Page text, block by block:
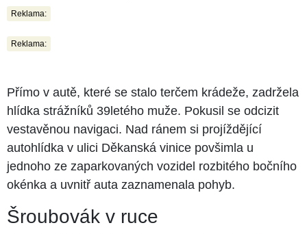
Reklama:
Reklama:
Přímo v autě, které se stalo terčem krádeže, zadržela
hlídka strážníků 39letého muže. Pokusil se odcizit
vestavěnou navigaci. Nad ránem si projíždějící
autohlídka v ulici Děkanská vinice povšimla u
jednoho ze zaparkovaných vozidel rozbitého bočního
okénka a uvnitř auta zaznamenala pohyb.
Šroubovák v ruce